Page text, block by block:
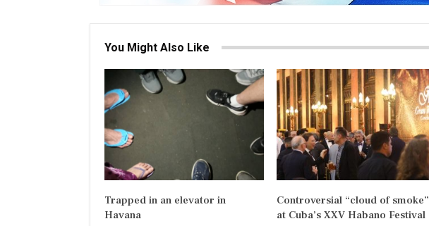
You Might Also Like
Trapped in an elevator in
Havana
Controversial “cloud of smoke”
at Cuba’s XXV Habano Festival